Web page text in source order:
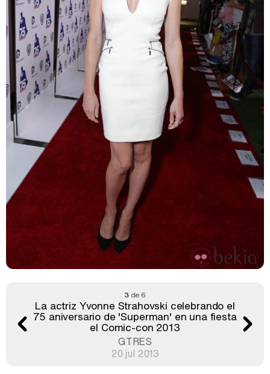
3de 6
La actriz Yvonne Strahovski celebrando el
75 aniversario de 'Superman' en una fiesta
el Comic-con 2013
GTRES
20 jul 2013